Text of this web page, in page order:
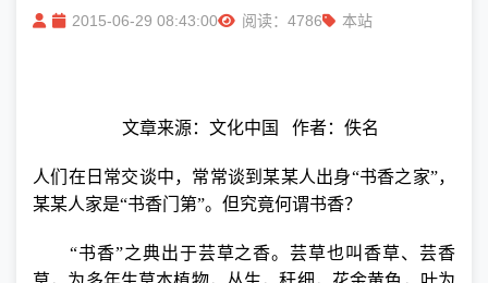
2015-06-29 08:43:00 阅读：4786 本站
文章来源：文化中国 作者：佚名
人们在日常交谈中，常常谈到某某人出身“书香之家”，
某某人家是“书香门第”。但究竟何谓书香？
“书香”之典出于芸草之香。芸草也叫香草、芸香